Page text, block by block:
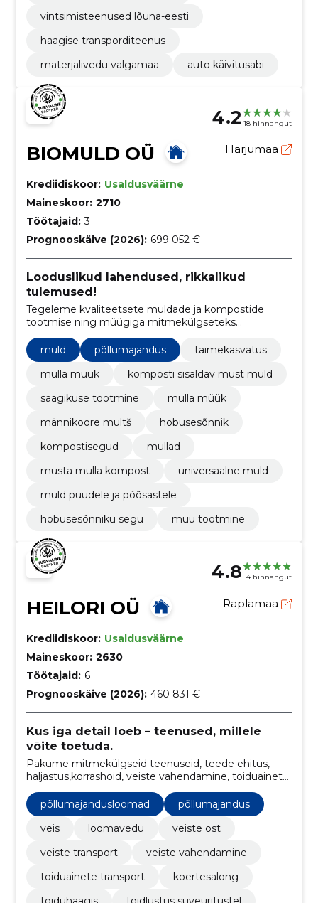
vintsimisteenused lõuna-eesti
haagise transporditeenus
materjalivedu valgamaa
auto käivitusabi
4.2 18 hinnangut
BIOMULD OÜ Harjumaa
Krediidiskoor: Usaldusväärne
Maineskoor: 2710
Töötajaid: 3
Prognooskäive (2026): 699 052 €
Looduslikud lahendused, rikkalikud
tulemused!
Tegeleme kvaliteetsete muldade ja kompostide
tootmise ning müügiga mitmekülgseteks
põllumajandus- ja aiandusvajadusteks.
muld
põllumajandus
taimekasvatus
mulla müük
komposti sisaldav must muld
saagikuse tootmine
mulla müük
männikoore multš
hobusesõnnik
kompostisegud
mullad
musta mulla kompost
universaalne muld
muld puudele ja põõsastele
hobusesõnniku segu
muu tootmine
4.8 4 hinnangut
HEILORI OÜ Raplamaa
Krediidiskoor: Usaldusväärne
Maineskoor: 2630
Töötajaid: 6
Prognooskäive (2026): 460 831 €
Kus iga detail loeb – teenused, millele
võite toetuda.
Pakume mitmekülgseid teenuseid, teede ehitus,
haljastus,korrashoid, veiste vahendamine, toiduainete
transport, koertesalong ja toidlustus suveüritustel.
põllumajandusloomad
põllumajandus
veis
loomavedu
veiste ost
veiste transport
veiste vahendamine
toiduainete transport
koertesalong